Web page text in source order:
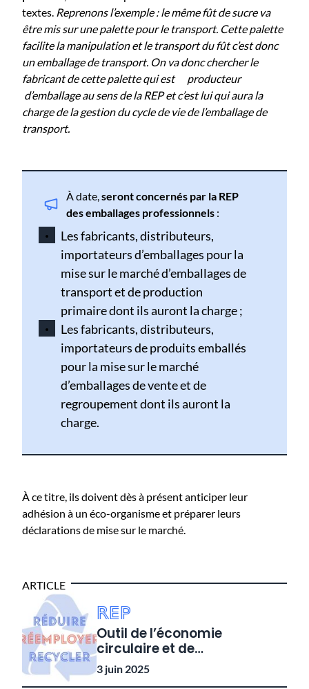
textes. Reprenons l’exemple : le même fût de sucre va
être mis sur une palette pour le transport. Cette palette
facilite la manipulation et le transport du fût c’est donc
un emballage de transport. On va donc chercher le
fabricant de cette palette qui est
producteur​​ ​
d’emballage au sens de la REP et c’est lui qui aura la
charge de la gestion du cycle de vie de l’emballage de
transport.
À date,seront concernés par la REP
des emballages professionnels :
Les fabricants, distributeurs,
importateurs d’emballages pour la
mise sur le marché d’emballages de
transport et de production
primaire dont ils auront la charge ;
Les fabricants, distributeurs,
importateurs de produits emballés
pour la mise sur le marché
d’emballages de vente et de
regroupement dont ils auront la
charge.
À ce titre, ils doivent dès à présent anticiper leur
adhésion à un éco-organisme et préparer leurs
déclarations de mise sur le marché.
ARTICLE
REP
Outil de l’économie
circulaire et de
compétitivité, à quoi sert la
REP ?
3 juin 2025